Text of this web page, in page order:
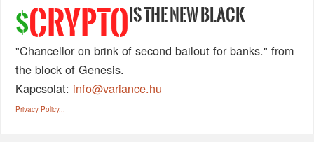
$CRYPTO IS THE NEW BLACK
"Chancellor on brink of second bailout for banks." from
the block of Genesis.
Kapcsolat: info@variance.hu
Privacy Policy...